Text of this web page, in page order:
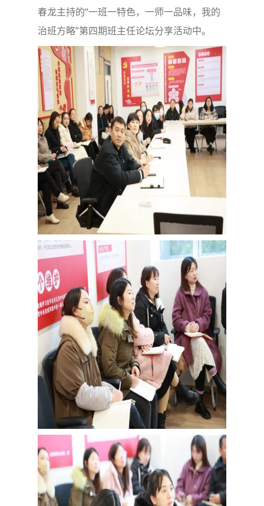
春龙主持的“一班一特色，一师一品味，我的
治班方略”第四期班主任论坛分享活动中。